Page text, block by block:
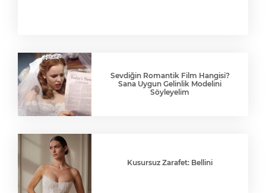
Sevdiğin Romantik Film Hangisi?
Sana Uygun Gelinlik Modelini
Söyleyelim
Kusursuz Zarafet: Bellini